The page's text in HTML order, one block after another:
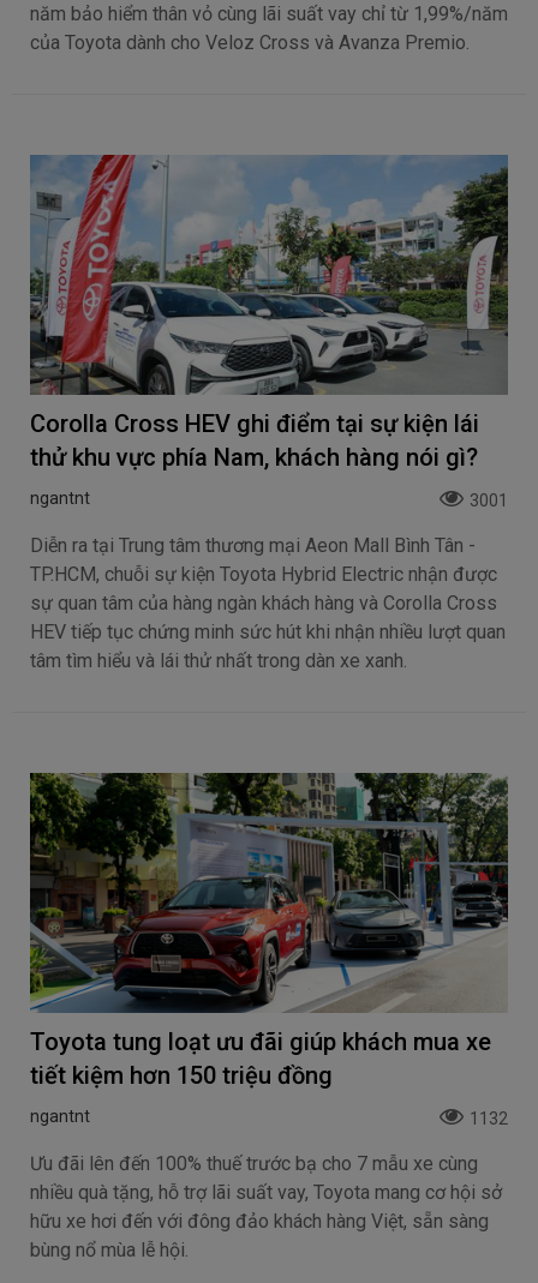
năm bảo hiểm thân vỏ cùng lãi suất vay chỉ từ 1,99%/năm
của Toyota dành cho Veloz Cross và Avanza Premio.
Corolla Cross HEV ghi điểm tại sự kiện lái
thử khu vực phía Nam, khách hàng nói gì?
ngantnt 3001
Diễn ra tại Trung tâm thương mại Aeon Mall Bình Tân -
TP.HCM, chuỗi sự kiện Toyota Hybrid Electric nhận được
sự quan tâm của hàng ngàn khách hàng và Corolla Cross
HEV tiếp tục chứng minh sức hút khi nhận nhiều lượt quan
tâm tìm hiểu và lái thử nhất trong dàn xe xanh.
Toyota tung loạt ưu đãi giúp khách mua xe
tiết kiệm hơn 150 triệu đồng
ngantnt 1132
Ưu đãi lên đến 100% thuế trước bạ cho 7 mẫu xe cùng
nhiều quà tặng, hỗ trợ lãi suất vay, Toyota mang cơ hội sở
hữu xe hơi đến với đông đảo khách hàng Việt, sẵn sàng
bùng nổ mùa lễ hội.